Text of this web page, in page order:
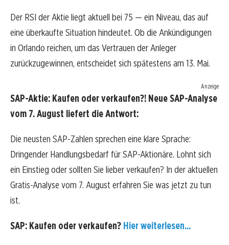
Der RSI der Aktie liegt aktuell bei 75 — ein Niveau, das auf
eine überkaufte Situation hindeutet. Ob die Ankündigungen
in Orlando reichen, um das Vertrauen der Anleger
zurückzugewinnen, entscheidet sich spätestens am 13. Mai.
Anzeige
SAP-Aktie: Kaufen oder verkaufen?! Neue SAP-Analyse
vom 7. August liefert die Antwort:
Die neusten SAP-Zahlen sprechen eine klare Sprache:
Dringender Handlungsbedarf für SAP-Aktionäre. Lohnt sich
ein Einstieg oder sollten Sie lieber verkaufen? In der aktuellen
Gratis-Analyse vom 7. August erfahren Sie was jetzt zu tun
ist.
SAP: Kaufen oder verkaufen? Hier weiterlesen...